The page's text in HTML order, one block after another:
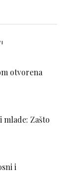
otvorena
mlade: Zašto
i